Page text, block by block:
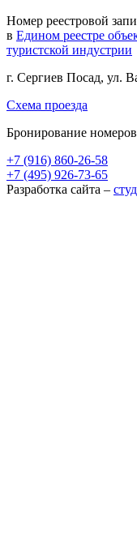
Номер реестровой
в Едином реестре
туристской индустрии
г. Сергиев Посад, ул.
Схема проезда
Бронирование номеров
+7 (916) 860-26-58
+7 (495) 926-73-65
Разработка сайта –